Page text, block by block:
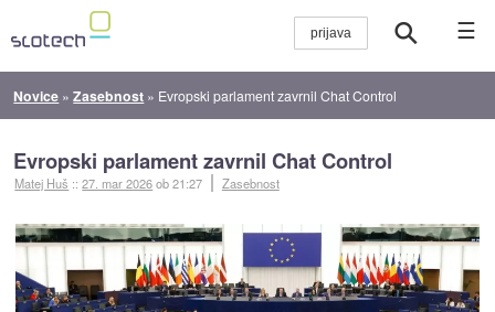
☰
Novice »Zasebnost » Evropski parlament zavrnil Chat Control
Evropski parlament zavrnil Chat Control
Matej Huš ::27. mar 2026ob 21:27 Zasebnost